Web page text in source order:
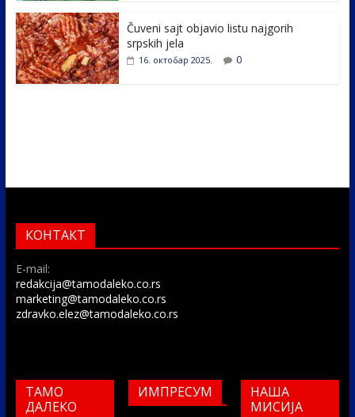
Čuveni sajt objavio listu najgorih
srpskih jela
16. октобар 2025. 0
КОНТАКТ
E-mail:
redakcija@tamodaleko.co.rs
marketing@tamodaleko.co.rs
zdravko.elez@tamodaleko.co.rs
ТАМО
ДАЛЕКО
ИМПРЕСУМ
НАША
МИСИЈА